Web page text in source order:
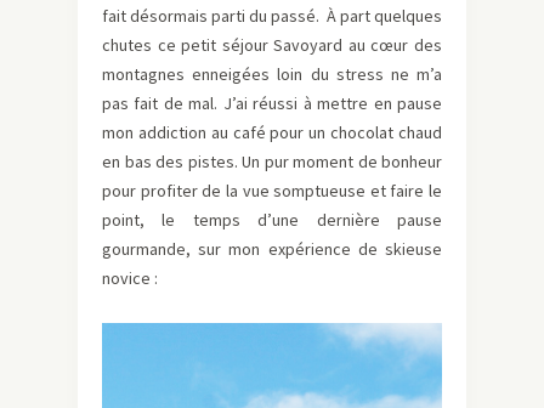
fait désormais parti du passé. À part quelques
chutes ce petit séjour Savoyard au cœur des
montagnes enneigées loin du stress ne m’a
pas fait de mal. J’ai réussi à mettre en pause
mon addiction au café pour un chocolat chaud
en bas des pistes. Un pur moment de bonheur
pour profiter de la vue somptueuse et faire le
point, le temps d’une dernière pause
gourmande, sur mon expérience de skieuse
novice :